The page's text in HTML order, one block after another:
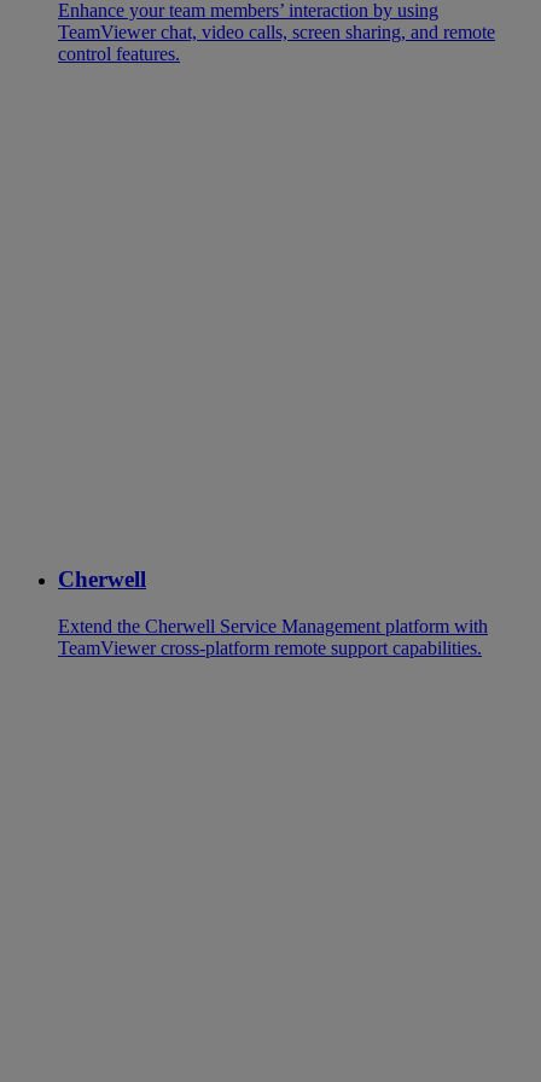
Enhance your team members’ interaction by using
TeamViewer chat, video calls, screen sharing, and remote
control features.
Cherwell
Extend the Cherwell Service Management platform with
TeamViewer cross-platform remote support capabilities.